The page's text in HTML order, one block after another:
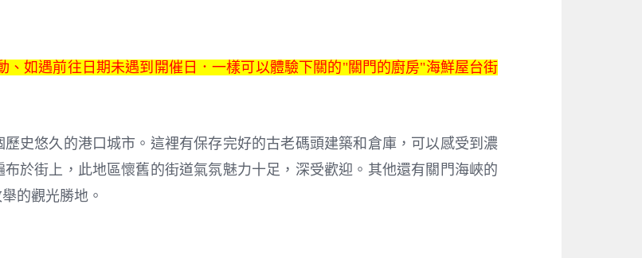
如遇前往日期未遇到開催日．一樣可以體驗下關的"關門的廚房"海鮮屋台街
歷史悠久的港口城市。這裡有保存完好的古老碼頭建築和倉庫，可以感受到濃
於街上，此地區懷舊的街道氣氛魅力十足，深受歡迎。其他還有關門海峽的
的觀光勝地。